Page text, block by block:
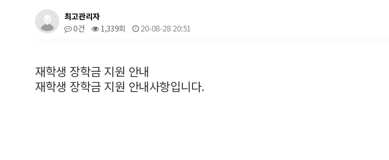
최고관리자
0건
1,339회 20-08-28 20:51
재학생 장학금 지원 안내
​재학생 장학금 지원 안내사항입니다.